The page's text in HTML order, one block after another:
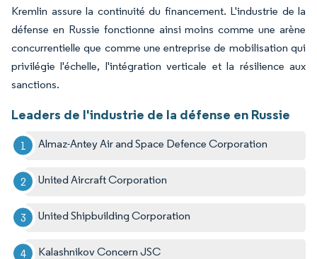
Kremlin assure la continuité du financement. L'industrie de la
défense en Russie fonctionne ainsi moins comme une arène
concurrentielle que comme une entreprise de mobilisation qui
privilégie l'échelle, l'intégration verticale et la résilience aux
sanctions.
Leaders de l'industrie de la défense en Russie
Almaz-Antey Air and Space Defence Corporation
United Aircraft Corporation
United Shipbuilding Corporation
Kalashnikov Concern JSC